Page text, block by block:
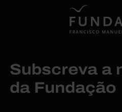
Subscreva a
da Fundação